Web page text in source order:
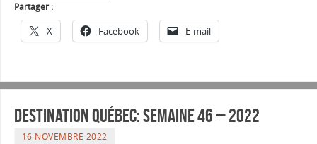
Partager :
X Facebook E-mail
Destination Québec: Semaine 46 – 2022
16 NOVEMBRE 2022